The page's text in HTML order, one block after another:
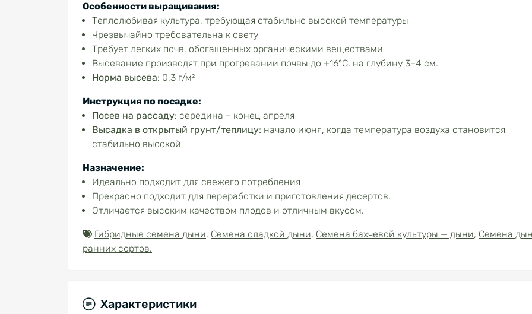
Особенности выращивания:
Теплолюбивая культура, требующая стабильно высокой температуры
Чрезвычайно требовательна к свету
Требует легких почв, обогащенных органическими веществами
Высевание производят при прогревании почвы до +16°C, на глубину 3–4 см.
Норма высева: 0,3 г/м²
Инструкция по посадке:
Посев на рассаду: середина – конец апреля
Высадка в открытый грунт/теплицу: начало июня, когда температура воздуха становится
стабильно высокой
Назначение:
Идеально подходит для свежего потребления
Прекрасно подходит для переработки и приготовления десертов.
Отличается высоким качеством плодов и отличным вкусом.
Гибридные семена дыни, Семена сладкой дыни, Семена бахчевой культуры — дыни, Семена
ранних сортов.
Характеристики